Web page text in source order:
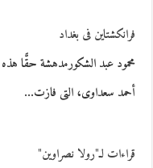
فرانكشتاين فى بغداد
محمود عبد الشكورمدهشة حقًّا هذه
أحمد سعداوى، التى فازت…
قراءات لـ"رولا نصراوين"